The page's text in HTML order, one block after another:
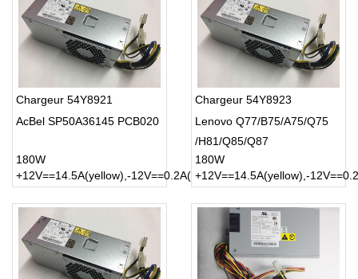
Chargeur 54Y8921
AcBel SP50A36145 PCB020
180W
+12V==14.5A(yellow),-12V==0.2A(blue)
Chargeur 54Y8923
Lenovo Q77/B75/A75/Q75
/H81/Q85/Q87
180W
+12V==14.5A(yellow),-